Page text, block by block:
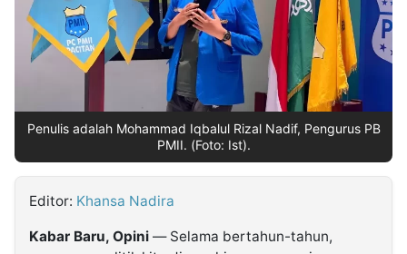
Follow
Kabarbaru
Penulis adalah Mohammad Iqbalul Rizal Nadif, Pengurus PB
PMII. (Foto: Ist).
Editor: Khansa Nadira
Kabar Baru, Opini — Selama bertahun-tahun,